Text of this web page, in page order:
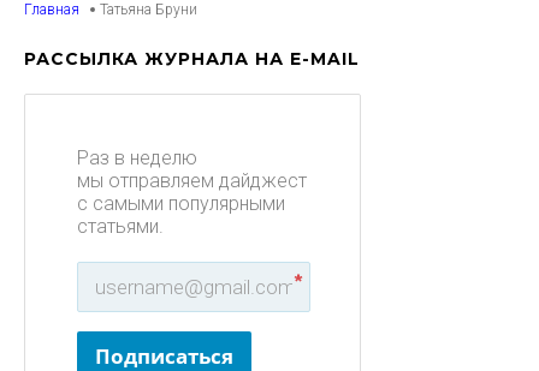
Главная Татьяна Бруни
РАССЫЛКА ЖУРНАЛА НА E-MAIL
Раз в неделю
мы отправляем дайджест
с самыми популярными
статьями.
*
Подписаться